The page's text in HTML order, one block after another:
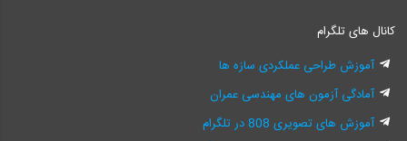
کانال های تلگرام
آموزش طراحی عملکردی سازه ها
آمادگی آزمون های مهندسی عمران
آموزش های تصویری 808 در تلگرام